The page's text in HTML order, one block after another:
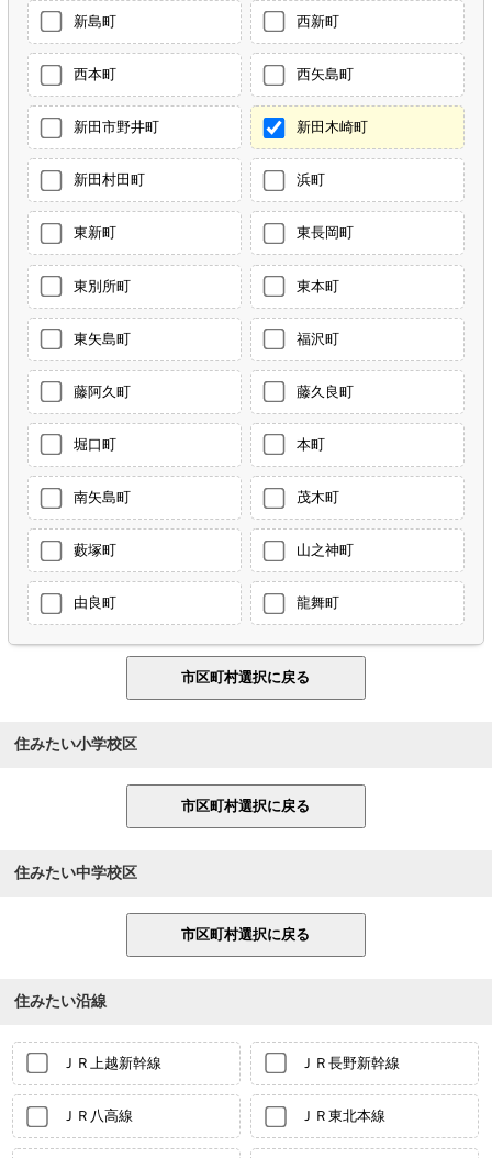
新島町 西新町
西本町 西矢島町
新田市野井町 新田木崎町
新田村田町 浜町
東新町 東長岡町
東別所町 東本町
東矢島町 福沢町
藤阿久町 藤久良町
堀口町 本町
南矢島町 茂木町
藪塚町 山之神町
由良町 龍舞町
住みたい小学校区
住みたい中学校区
住みたい沿線
ＪＲ上越新幹線 ＪＲ長野新幹線
ＪＲ八高線 ＪＲ東北本線